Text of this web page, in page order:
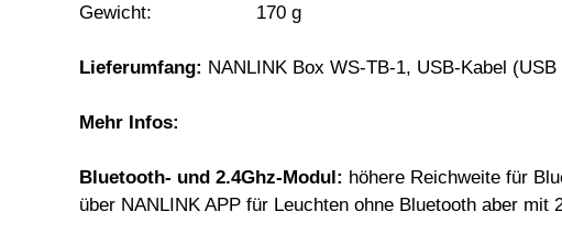
Gewicht: 170 g
Lieferumfang: NANLINK Box WS-TB-1, USB-Kabel
Mehr Infos:
Bluetooth- und 2.4Ghz-Modul: höhere Reichweite für
über NANLINK APP für Leuchten ohne Bluetooth aber mit